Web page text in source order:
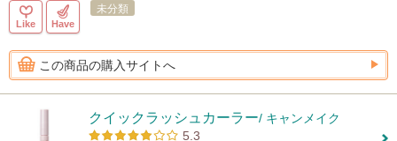
Like Have
未分類
この商品の購入サイトへ
クイックラッシュカーラー/ キャンメイク
5.3